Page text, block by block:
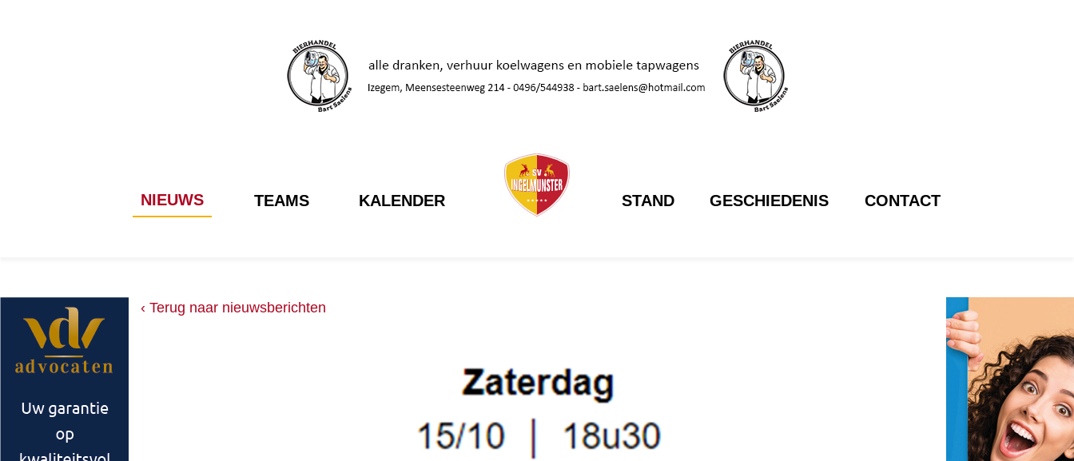
NIEUWS TEAMS KALENDER STAND GESCHIEDENIS CONTACT
‹ Terug naar nieuwsberichten